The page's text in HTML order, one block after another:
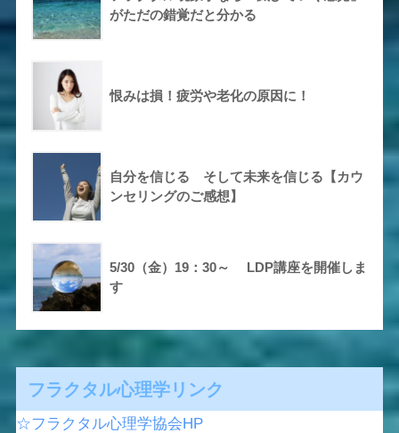
がただの錯覚だと分かる
恨みは損！疲労や老化の原因に！
自分を信じる そして未来を信じる【カウ
ンセリングのご感想】
5/30（金）19：30～ LDP講座を開催しま
す
フラクタル心理学リンク
☆フラクタル心理学協会HP